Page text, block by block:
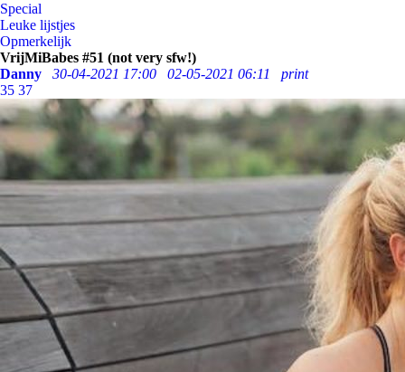
Special
Leuke lijstjes
Opmerkelijk
VrijMiBabes #51 (not very sfw!)
Danny
30-04-2021 17:00 02-05-2021 06:11
print
35 37